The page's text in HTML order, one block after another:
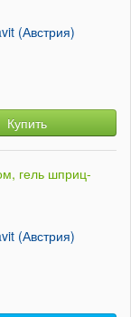
(Австрия)
Купить
гель шприц-
(Австрия)